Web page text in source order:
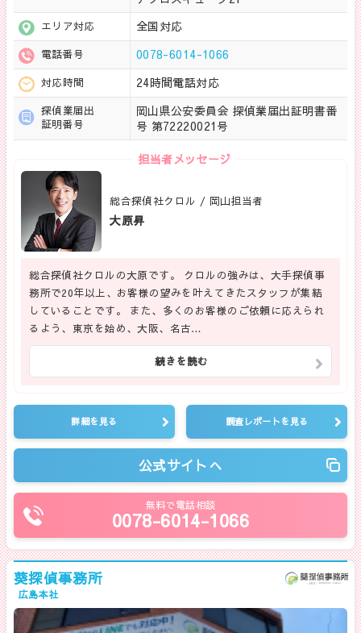
エリア対応 全国対応
電話番号 0078-6014-1066
対応時間 24時間電話対応
探偵業届出
証明番号
岡山県公安委員会 探偵業届出証明書番
号 第72220021号
担当者メッセージ
総合探偵社クロル / 岡山担当者
大原昇
総合探偵社クロルの大原です。 クロルの強みは、大手探偵事
務所で20年以上、お客様の望みを叶えてきたスタッフが集結
していることです。 また、多くのお客様のご依頼に応えられ
るよう、東京を始め、大阪、名古…
続きを読む
詳細を見る 調査レポートを見る
公式サイトへ
無料で電話相談
0078-6014-1066
葵探偵事務所
広島本社